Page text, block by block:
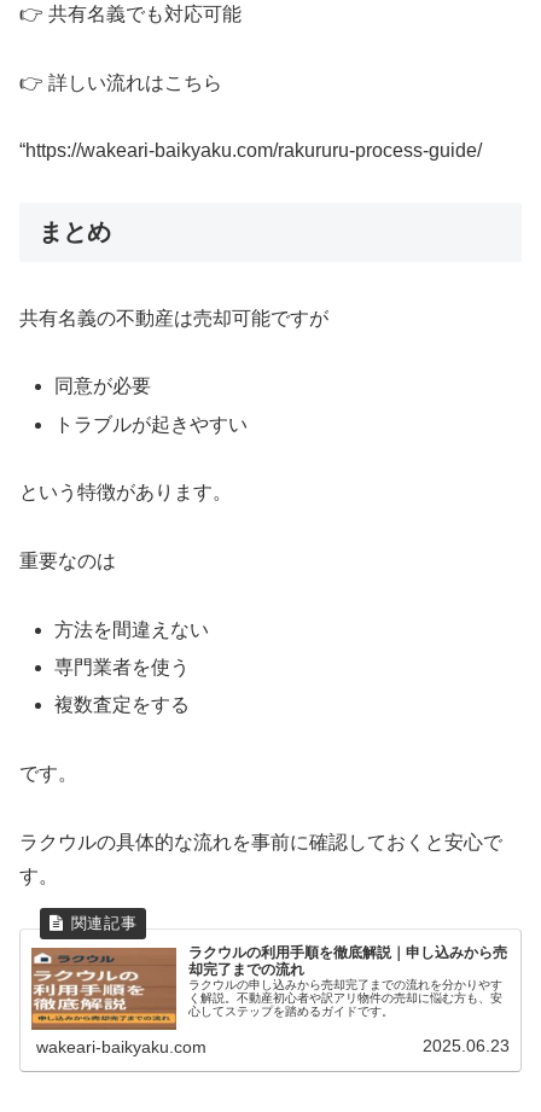
👉 共有名義でも対応可能
👉 詳しい流れはこちら
“https://wakeari-baikyaku.com/rakururu-process-guide/
まとめ
共有名義の不動産は売却可能ですが
同意が必要
トラブルが起きやすい
という特徴があります。
重要なのは
方法を間違えない
専門業者を使う
複数査定をする
です。
ラクウルの具体的な流れを事前に確認しておくと安心で
す。
ラクウルの利用手順を徹底解説｜申し込みから売
却完了までの流れ
ラクウルの申し込みから売却完了までの流れを分かりやす
く解説。不動産初心者や訳アリ物件の売却に悩む方も、安
心してステップを踏めるガイドです。
wakeari-baikyaku.com 2025.06.23